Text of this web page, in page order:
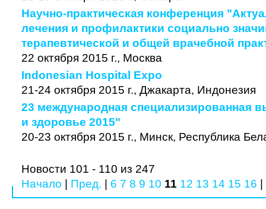
Научно-практическая конференция
лечения и профилактики социально
терапевтической и общей врачебной
22 октября 2015 г., Москва
Indonesian Hospital Expo
21-24 октября 2015 г., Джакарта, Индонезия
23 международная специализированная
и здоровье 2015"
20-23 октября 2015 г., Минск, Республика
Новости 101 - 110 из 247
Начало
Пред. 6 7 8 9 10 11 12 13 14 15 16